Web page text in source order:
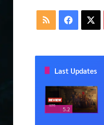
RSS Facebook
Last Updates
5.2